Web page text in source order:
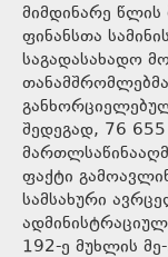
მიმდინარე
ფინანსთა
საგადასახადო
შედეგად, 76
ფაქტი
სამსახური
192-ე მუხლის